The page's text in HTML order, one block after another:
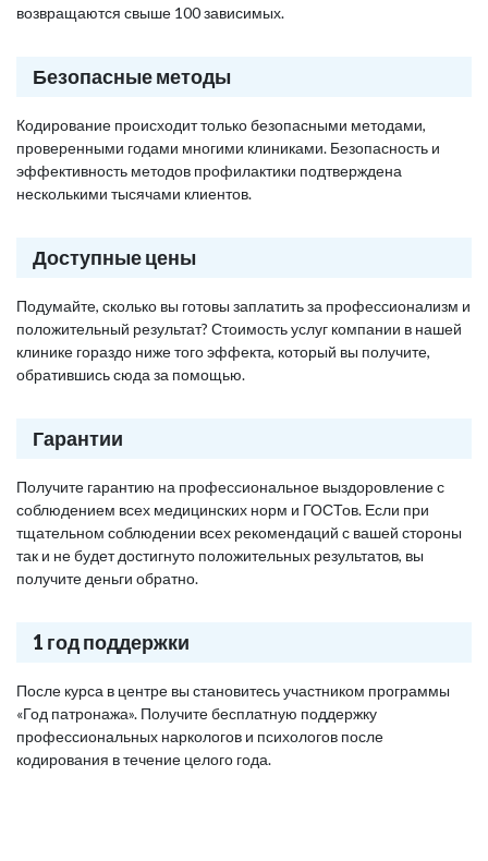
возвращаются свыше 100 зависимых.
Безопасные методы
Кодирование происходит только безопасными методами,
проверенными годами многими клиниками. Безопасность и
эффективность методов профилактики подтверждена
несколькими тысячами клиентов.
Доступные цены
Подумайте, сколько вы готовы заплатить за профессионализм и
положительный результат? Стоимость услуг компании в нашей
клинике гораздо ниже того эффекта, который вы получите,
обратившись сюда за помощью.
Гарантии
Получите гарантию на профессиональное выздоровление с
соблюдением всех медицинских норм и ГОСТов. Если при
тщательном соблюдении всех рекомендаций с вашей стороны
так и не будет достигнуто положительных результатов, вы
получите деньги обратно.
1 год поддержки
После курса в центре вы становитесь участником программы
«Год патронажа». Получите бесплатную поддержку
профессиональных наркологов и психологов после
кодирования в течение целого года.